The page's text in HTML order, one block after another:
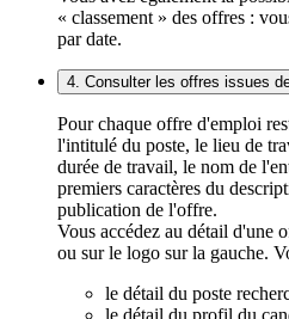
« classement » des offres :
par date.
4. Consulter les offres issues
Pour chaque offre d'emploi
l'intitulé du poste, le lieu de
durée de travail, le nom de
premiers caractères du
publication de l'offre.
Vous accédez au détail d'une
ou sur le logo sur la gauche.
le détail du poste
le détail du profil du